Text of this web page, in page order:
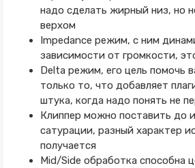
надо сделать жирный низ, но
верхом
Impedance режим, с ним
зависимости от громкости,
Delta режим, его цель помочь
только то, что добавляет
штука, когда надо понять не
Клиппер можно поставить до
сатурации, разный характер
получается
Mid/Side обработка способна